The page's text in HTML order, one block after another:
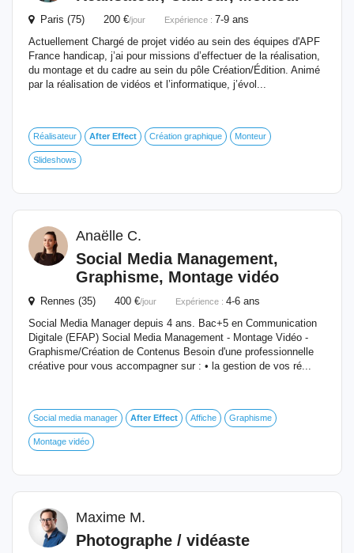
Paris (75) 200 €/jour Expérience : 7-9 ans
Actuellement Chargé de projet vidéo au sein des équipes d'APF
France handicap, j’ai pour missions d’effectuer de la réalisation,
du montage et du cadre au sein du pôle Création/Édition. Animé
par la réalisation de vidéos et l’informatique, j’évol...
Réalisateur After Effect Création graphique Monteur
Slideshows
Anaëlle C.
Social Media Management,
Graphisme, Montage vidéo
Rennes (35) 400 €/jour Expérience : 4-6 ans
Social Media Manager depuis 4 ans. Bac+5 en Communication
Digitale (EFAP) Social Media Management - Montage Vidéo -
Graphisme/Création de Contenus Besoin d'une professionnelle
créative pour vous accompagner sur : • la gestion de vos ré...
Social media manager After Effect Affiche Graphisme
Montage vidéo
Maxime M.
Photographe / vidéaste